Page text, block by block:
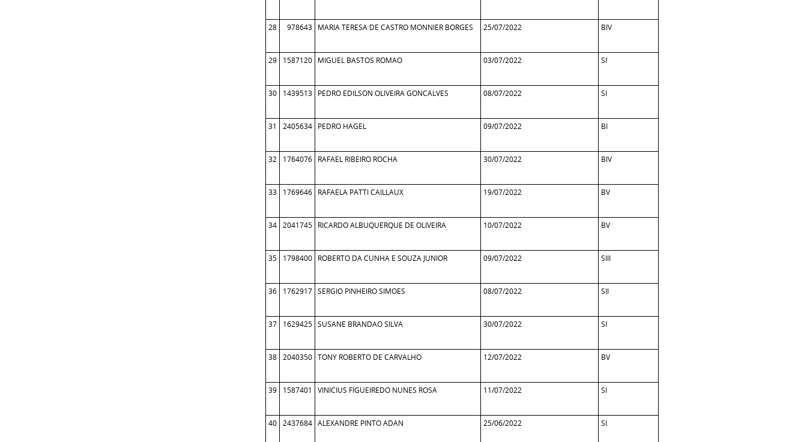
28 978643 MARIA TERESA DE CASTRO MONNIER BORGES 25/07/2022 BIV
29 1587120 MIGUEL BASTOS ROMAO 03/07/2022 SI
30 1439513 PEDRO EDILSON OLIVEIRA GONCALVES 08/07/2022 SI
31 2405634 PEDRO HAGEL 09/07/2022 BI
32 1764076 RAFAEL RIBEIRO ROCHA 30/07/2022 BIV
33 1769646 RAFAELA PATTI CAILLAUX 19/07/2022 BV
34 2041745 RICARDO ALBUQUERQUE DE OLIVEIRA 10/07/2022 BV
35 1798400 ROBERTO DA CUNHA E SOUZA JUNIOR 09/07/2022 SIII
36 1762917 SERGIO PINHEIRO SIMOES 08/07/2022 SII
37 1629425 SUSANE BRANDAO SILVA 30/07/2022 SI
38 2040350 TONY ROBERTO DE CARVALHO 12/07/2022 BV
39 1587401 VINICIUS FIGUEIREDO NUNES ROSA 11/07/2022 SI
40 2437684 ALEXANDRE PINTO ADAN 25/06/2022 SI